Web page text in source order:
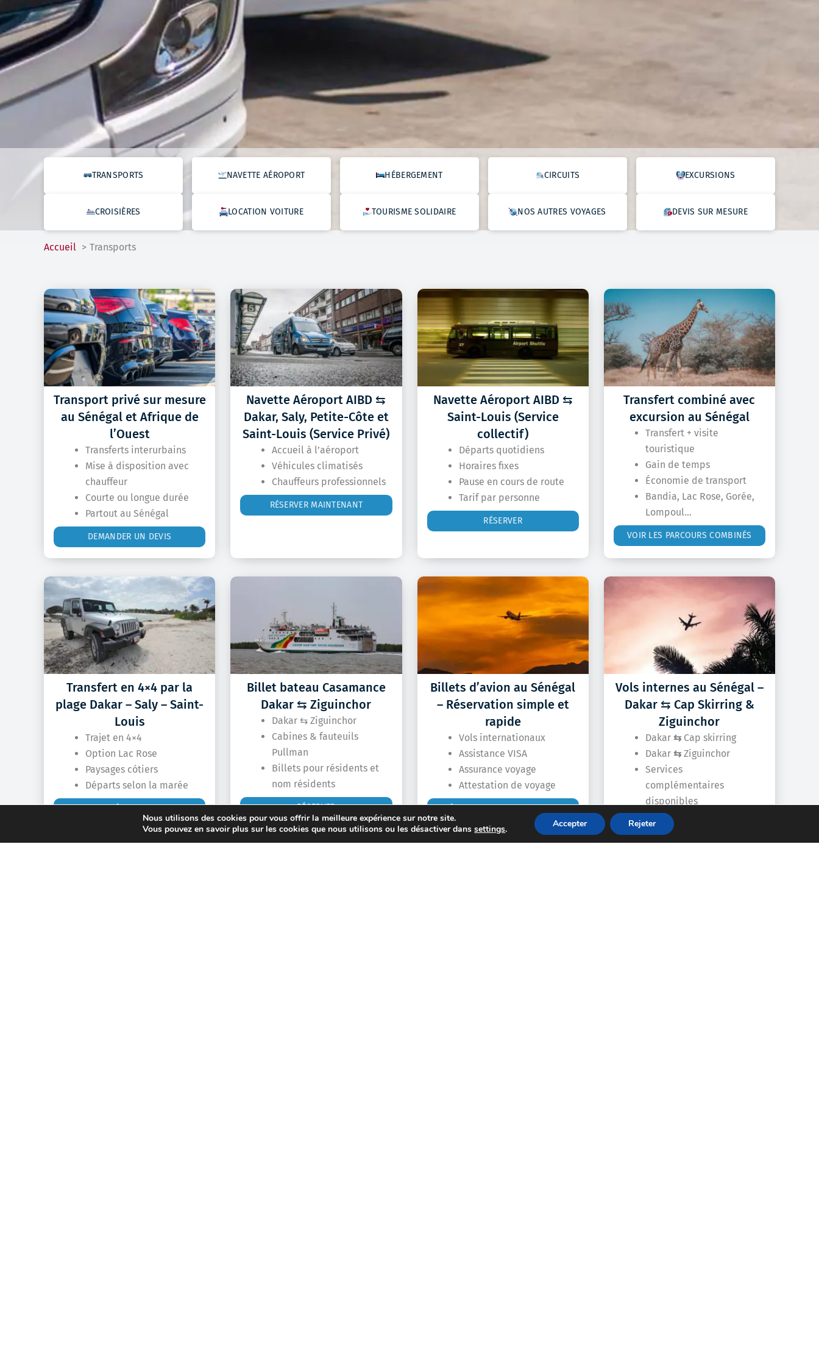
TRANSPORTS NAVETTE AÉROPORT HÉBERGEMENT CIRCUITS EXCURSIONS
CROISIÈRES LOCATION VOITURE TOURISME SOLIDAIRE NOS AUTRES VOYAGES DEVIS SUR MESURE
Accueil Transports
Transport privé sur mesure
au Sénégal et Afrique de
l’Ouest
Transferts interurbains
Mise à disposition avec
chauffeur
Courte ou longue durée
Partout au Sénégal
DEMANDER UN DEVIS
Navette Aéroport AIBD ⇆
Dakar, Saly, Petite-Côte et
Saint-Louis (Service Privé)
Accueil à l’aéroport
Véhicules climatisés
Chauffeurs professionnels
RÉSERVER MAINTENANT
Navette Aéroport AIBD ⇆
Saint-Louis (Service
collectif)
Départs quotidiens
Horaires fixes
Pause en cours de route
Tarif par personne
RÉSERVER
Transfert combiné avec
excursion au Sénégal
Transfert + visite
touristique
Gain de temps
Économie de transport
Bandia, Lac Rose, Gorée,
Lompoul…
VOIR LES PARCOURS COMBINÉS
Transfert en 4×4 par la
plage Dakar – Saly – Saint-
Louis
Trajet en 4×4
Option Lac Rose
Paysages cótiers
Départs selon la marée
RÉSERVER
Billet bateau Casamance
Dakar ⇆ Ziguinchor
Dakar ⇆ Ziguinchor
Cabines & fauteuils
Pullman
Billets pour résidents et
nom résidents
RÉSERVER
Billets d’avion au Sénégal
– Réservation simple et
rapide
Vols internationaux
Assistance VISA
Assurance voyage
Attestation de voyage
RÉSERVER UN BILLET D'AVION
Vols internes au Sénégal –
Dakar ⇆ Cap Skirring &
Ziguinchor
Dakar ⇆Cap skirring
Dakar ⇆Ziguinchor
Services
complémentaires
disponibles
RÉSERVER UN VOL INTERNE
Nous utilisons des cookies pour vous offrir la meilleure expérience sur notre site.
Vous pouvez en savoir plus sur les cookies que nous utilisons ou les désactiver danssettings. Accepter Rejeter